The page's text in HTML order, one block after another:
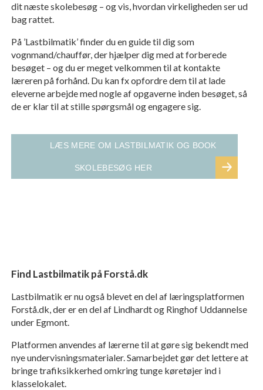
dit næste skolebesøg – og vis, hvordan virkeligheden ser ud
bag rattet.
På ’Lastbilmatik’ finder du en guide til dig som
vognmand/chauffør, der hjælper dig med at forberede
besøget – og du er meget velkommen til at kontakte
læreren på forhånd. Du kan fx opfordre dem til at lade
eleverne arbejde med nogle af opgaverne inden besøget, så
de er klar til at stille spørgsmål og engagere sig.
LÆS MERE OM LASTBILMATIK OG BOOK
SKOLEBESØG HER
Find Lastbilmatik på Forstå.dk
Lastbilmatik er nu også blevet en del af læringsplatformen
Forstå.dk, der er en del af Lindhardt og Ringhof Uddannelse
under Egmont.
Platformen anvendes af lærerne til at gøre sig bekendt med
nye undervisningsmaterialer. Samarbejdet gør det lettere at
bringe trafiksikkerhed omkring tunge køretøjer ind i
klasselokalet.